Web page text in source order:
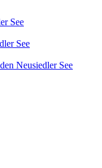
See
See
Neusiedler See